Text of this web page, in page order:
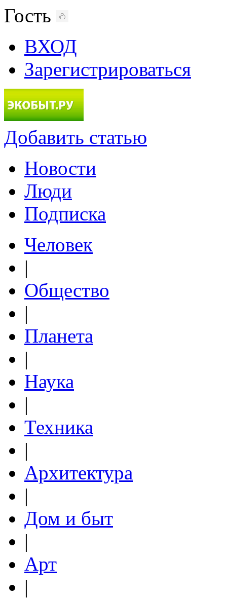
Гость
ВХОД
Зарегистрироваться
Добавить статью
Новости
Люди
Подписка
Человек
|
Общество
|
Планета
|
Наука
|
Техника
|
Архитектура
|
Дом и быт
|
Арт
|